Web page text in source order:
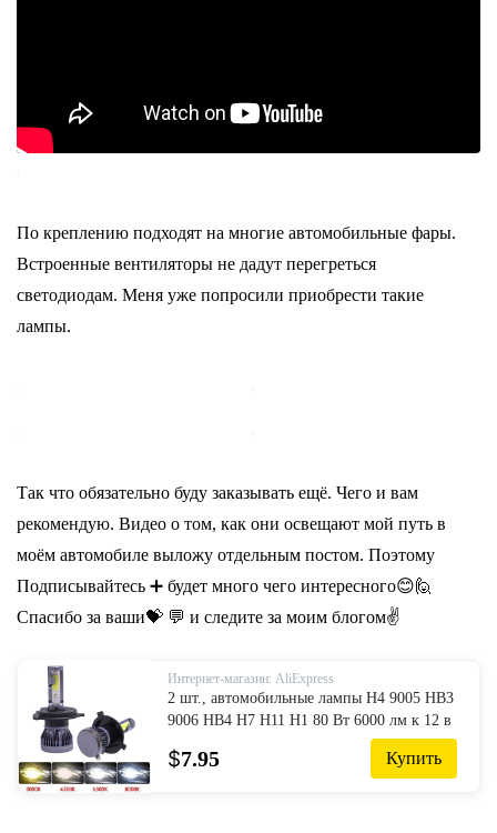
По креплению подходят на многие автомобильные фары.
Встроенные вентиляторы не дадут перегреться
светодиодам. Меня уже попросили приобрести такие
лампы.
Так что обязательно буду заказывать ещё. Чего и вам
рекомендую. Видео о том, как они освещают мой путь в
моём автомобиле выложу отдельным постом. Поэтому
Подписывайтесь ➕ будет много чего интересного😊🙋
Спасибо за ваши💝 💬 и следите за моим блогом✌
Интернет-магазин: AliExpress
2 шт., автомобильные лампы H4 9005 HB3
9006 HB4 H7 H11 H1 80 Вт 6000 лм к 12 в
$7.95 Купить